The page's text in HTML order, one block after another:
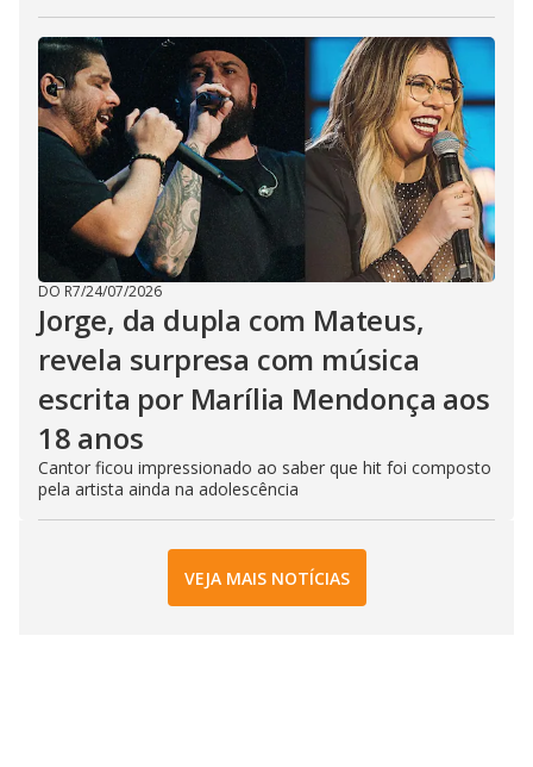
DO R7/24/07/2026
Jorge, da dupla com Mateus,
revela surpresa com música
escrita por Marília Mendonça aos
18 anos
Cantor ficou impressionado ao saber que hit foi composto
pela artista ainda na adolescência
VEJA MAIS NOTÍCIAS